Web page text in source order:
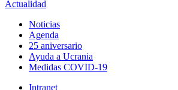
Actualidad
Noticias
Agenda
25 aniversario
Ayuda a Ucrania
Medidas COVID-19
Intranet